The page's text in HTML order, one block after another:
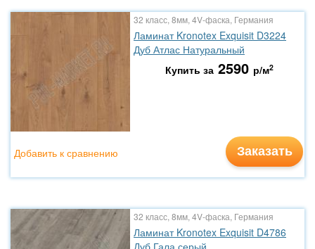
32 класс, 8мм, 4V-фаска, Германия
Ламинат Kronotex Exquisit D3224
Дуб Атлас Натуральный
Купить за 2590 р/м2
Заказать
Добавить к сравнению
32 класс, 8мм, 4V-фаска, Германия
Ламинат Kronotex Exquisit D4786
Дуб Гала серый